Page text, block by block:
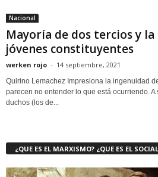
Nacional
Mayoría de dos tercios y
jóvenes constituyentes
werken rojo - 14 septiembre, 2021
Quirino Lemachez Impresiona la ingenuidad
parecen no entender lo que está ocurriendo.
duchos (los de...
¿QUE ES EL MARXISMO? ¿QUE ES EL